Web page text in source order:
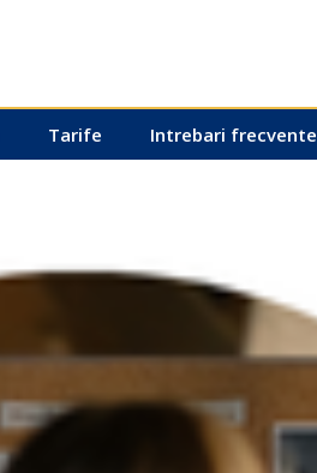
Tarife Intrebari frecvente